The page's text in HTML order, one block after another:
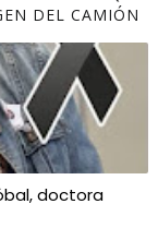
DEL CAMIÓN
doctora